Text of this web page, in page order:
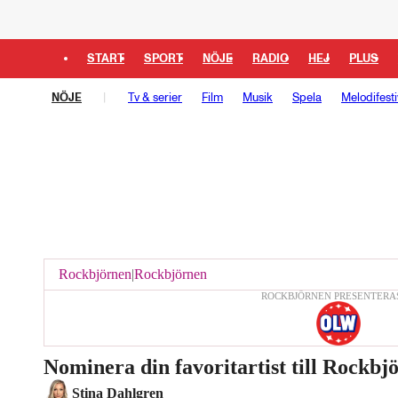
START SPORT NÖJE RADIO HEJ PLUS
NÖJE Tv & serier Film Musik Spela
Rockbjörnen|Rockbjörnen
ROCKBJÖRNEN
Nominera din favoritartist till
Stina Dahlgren
Laddar ...